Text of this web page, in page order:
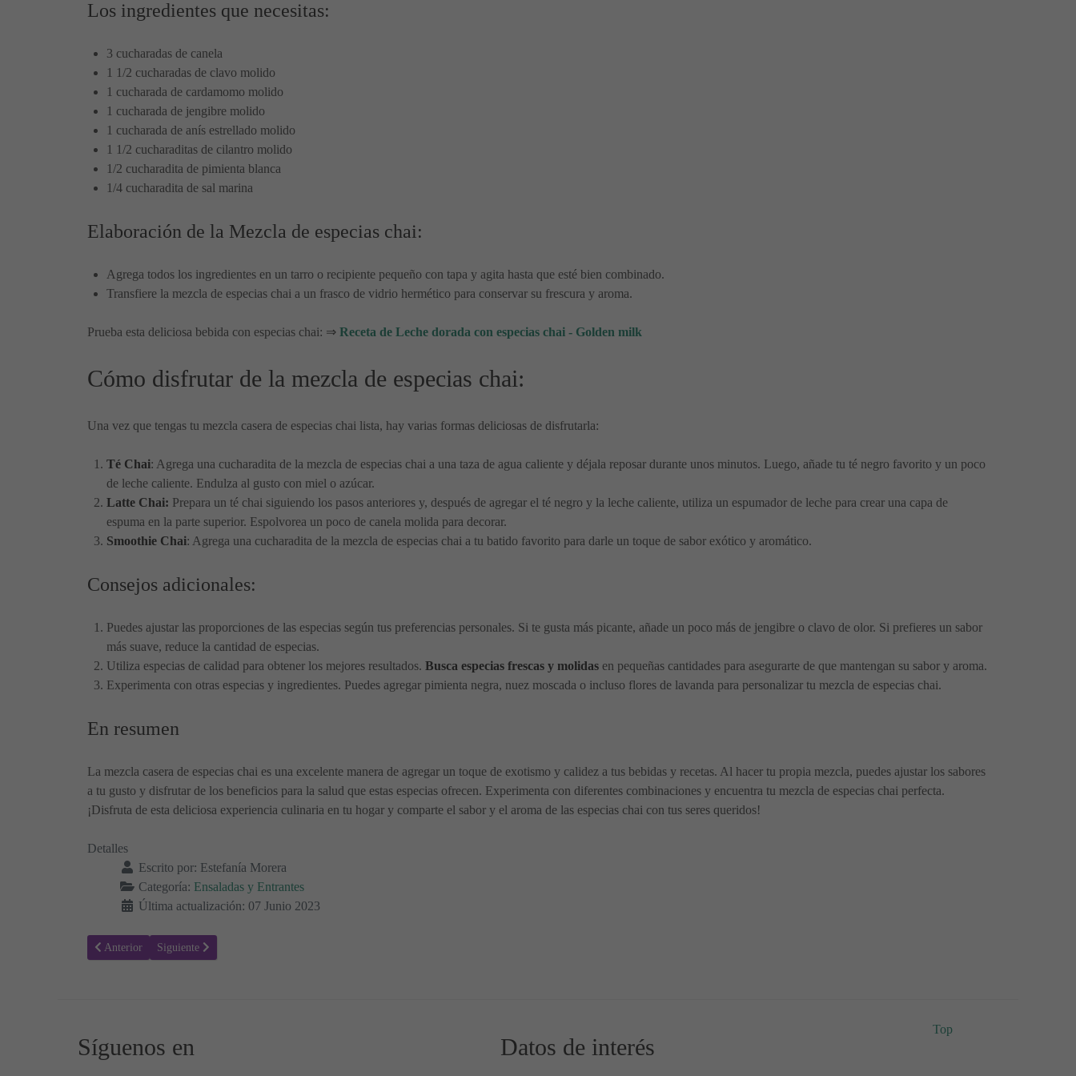
Los ingredientes que necesitas:
3 cucharadas de canela
1 1/2 cucharadas de clavo molido
1 cucharada de cardamomo molido
1 cucharada de jengibre molido
1 cucharada de anís estrellado molido
1 1/2 cucharaditas de cilantro molido
1/2 cucharadita de pimienta blanca
1/4 cucharadita de sal marina
Elaboración de la Mezcla de especias chai:
Agrega todos los ingredientes en un tarro o recipiente pequeño con tapa y agita hasta que esté bien combinado.
Transfiere la mezcla de especias chai a un frasco de vidrio hermético para conservar su frescura y aroma.
Prueba esta deliciosa bebida con especias chai: ⇒ Receta de Leche dorada con especias chai - Golden milk
Cómo disfrutar de la mezcla de especias chai:
Una vez que tengas tu mezcla casera de especias chai lista, hay varias formas deliciosas de disfrutarla:
Té Chai: Agrega una cucharadita de la mezcla de especias chai a una taza de agua caliente y déjala reposar durante unos minutos. Luego, añade tu té negro favorito y un poco
de leche caliente. Endulza al gusto con miel o azúcar.
Latte Chai: Prepara un té chai siguiendo los pasos anteriores y, después de agregar el té negro y la leche caliente, utiliza un espumador de leche para crear una capa de
espuma en la parte superior. Espolvorea un poco de canela molida para decorar.
Smoothie Chai: Agrega una cucharadita de la mezcla de especias chai a tu batido favorito para darle un toque de sabor exótico y aromático.
Consejos adicionales:
Puedes ajustar las proporciones de las especias según tus preferencias personales. Si te gusta más picante, añade un poco más de jengibre o clavo de olor. Si prefieres un sabor
más suave, reduce la cantidad de especias.
Utiliza especias de calidad para obtener los mejores resultados. Busca especias frescas y molidas en pequeñas cantidades para asegurarte de que mantengan su sabor y aroma.
Experimenta con otras especias y ingredientes. Puedes agregar pimienta negra, nuez moscada o incluso flores de lavanda para personalizar tu mezcla de especias chai.
En resumen
La mezcla casera de especias chai es una excelente manera de agregar un toque de exotismo y calidez a tus bebidas y recetas. Al hacer tu propia mezcla, puedes ajustar los sabores
a tu gusto y disfrutar de los beneficios para la salud que estas especias ofrecen. Experimenta con diferentes combinaciones y encuentra tu mezcla de especias chai perfecta.
¡Disfruta de esta deliciosa experiencia culinaria en tu hogar y comparte el sabor y el aroma de las especias chai con tus seres queridos!
Detalles
Escrito por: Estefanía Morera
Categoría: Ensaladas y Entrantes
Última actualización: 07 Junio 2023
Artículo anterior: ¡Las ensaladas más creativas que te harán amar las verduras! 🥗💚
Anterior Artículo siguiente: Ensalada templada de garbanzos: Cocina nutritiva y creativa
Siguiente
Síguenos en Datos de interés
Top